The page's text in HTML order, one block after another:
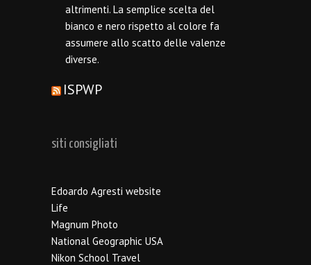
altrimenti. La semplice scelta del
bianco e nero rispetto al colore fa
assumere allo scatto delle valenze
diverse.
ISPWP
siti consigliati
Edoardo Agresti website
Life
Magnum Photo
National Geographic USA
Nikon School Travel